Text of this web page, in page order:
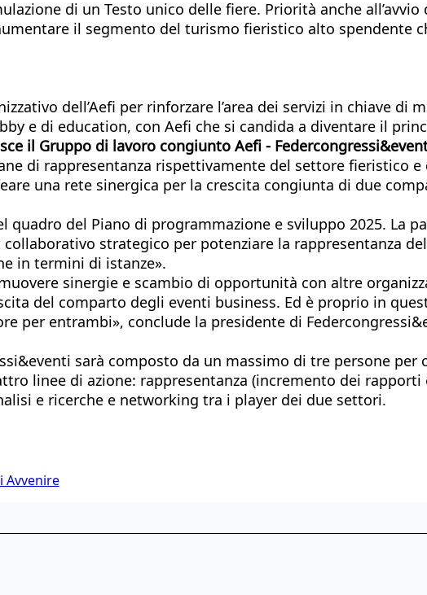
di un Testo unico delle fiere. Priorità anche
il segmento del turismo fieristico alto spendente
dell’Aefi per rinforzare l’area dei servizi in chiave
e di education, con Aefi che si candida a diventare il
il Gruppo di lavoro congiunto Aefi -
di rappresentanza rispettivamente del settore fieristico
una rete sinergica per la crescita congiunta di due
quadro del Piano di programmazione e sviluppo 2025. La
strategico per potenziare la rappresentanza
in termini di istanze».
sinergie e scambio di opportunità con altre
del comparto degli eventi business. Ed è proprio in
per entrambi», conclude la presidente di
sarà composto da un massimo di tre persone
linee di azione: rappresentanza (incremento dei
e ricerche e networking tra i player dei due settori.
Avvenire